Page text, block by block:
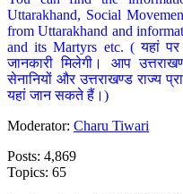
Uttarakhand, Social
from Uttarakhand and
and its Martyrs etc. ( यहां
जानकारी मिलेगी। आप
सेनानियों और उत्तराखण्ड राज्य
यहां जान सकते हैं।)
Moderator: Charu Tiwari
Posts: 4,869
Topics: 65